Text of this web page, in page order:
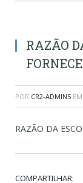
RAZÃO
POR CR2-ADMIN5 EM
RAZÃO DA
COMPARTILHAR: